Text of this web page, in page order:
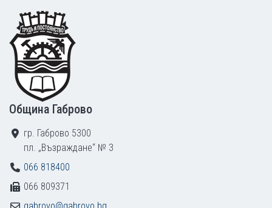
Footer
Община Габрово
гр. Габрово 5300
пл. „Възраждане“ № 3
066 818400
066 809371